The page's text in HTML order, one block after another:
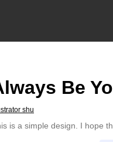
Be
shu
is a simple design. I hope